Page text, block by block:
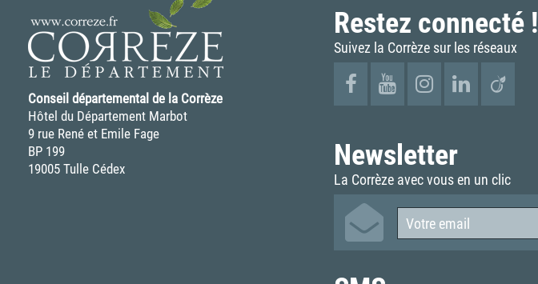
Conseil départemental de la Corrèze
Hôtel du Département Marbot
9 rue René et Emile Fage
BP 199
19005 Tulle Cédex
Restez connecté !
Suivez la Corrèze sur les réseaux
Newsletter
La Corrèze avec vous en un clic